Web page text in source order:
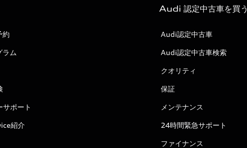
約
ラム
ポート
紹介
Audi 認定中古車を買う
Audi認定中古車
Audi認定中古車検索
クオリティ
保証
メンテナンス
24時間緊急サポート
ファイナンス